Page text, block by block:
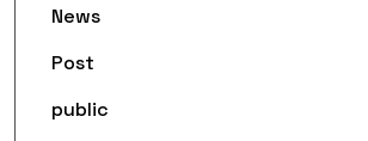
News
Post
public